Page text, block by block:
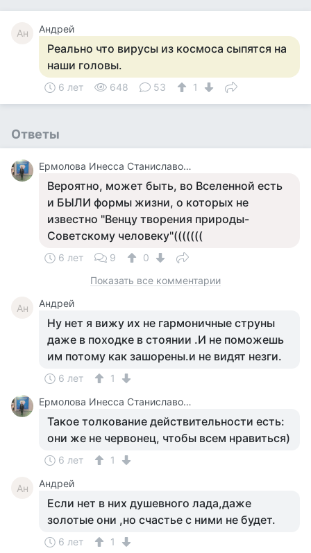
Ан Андрей
Реально что вирусы из космоса сыпятся на
наши головы.
6 лет 648 53 1
Ответы
Ермолова Инесса Станиславовна
Вероятно, может быть, во Вселенной есть
и БЫЛИ формы жизни, о которых не
известно "Венцу творения природы-
Советскому человеку"(((((((
6 лет 9
0
Показать все комментарии
Ан Андрей
Ну нет я вижу их не гармоничные струны
даже в походке в стоянии .И не поможешь
им потому как зашорены.и не видят незги.
6 лет
1
Ермолова Инесса Станиславовна
Такое толкование действительности есть:
они же не червонец, чтобы всем нравиться)
6 лет 1
Ан Андрей
Если нет в них душевного лада,даже
золотые они ,но счастье с ними не будет.
6 лет
1